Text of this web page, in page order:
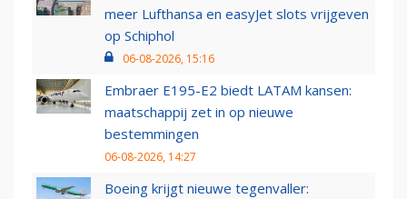
meer Lufthansa en easyJet slots vrijgeven
op Schiphol
06-08-2026, 15:16
Embraer E195-E2 biedt LATAM kansen:
maatschappij zet in op nieuwe
bestemmingen
06-08-2026, 14:27
Boeing krijgt nieuwe tegenvaller: